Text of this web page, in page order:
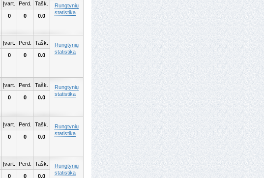
Įvart.
0
Perd.
0
Tašk.
0.0
Rungtynių
statistika
Įvart.
0
Perd.
0
Tašk.
0.0
Rungtynių
statistika
Įvart.
0
Perd.
0
Tašk.
0.0
Rungtynių
statistika
Įvart.
0
Perd.
0
Tašk.
0.0
Rungtynių
statistika
Įvart.
0
Perd.
0
Tašk.
0.0
Rungtynių
statistika